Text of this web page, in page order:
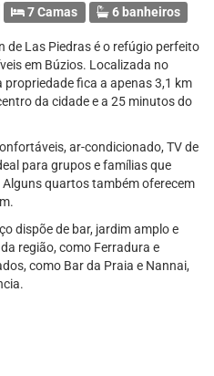
7 Camas 6 banheiros
de Las Piedras é o refúgio perfeito
em Búzios. Localizada no
fica a apenas 3,1 km
da cidade e a 25 minutos do
ar-condicionado, TV de
para grupos e famílias que
quartos também oferecem
dispõe de bar, jardim amplo e
região, como Ferradura e
como Bar da Praia e Nannai,